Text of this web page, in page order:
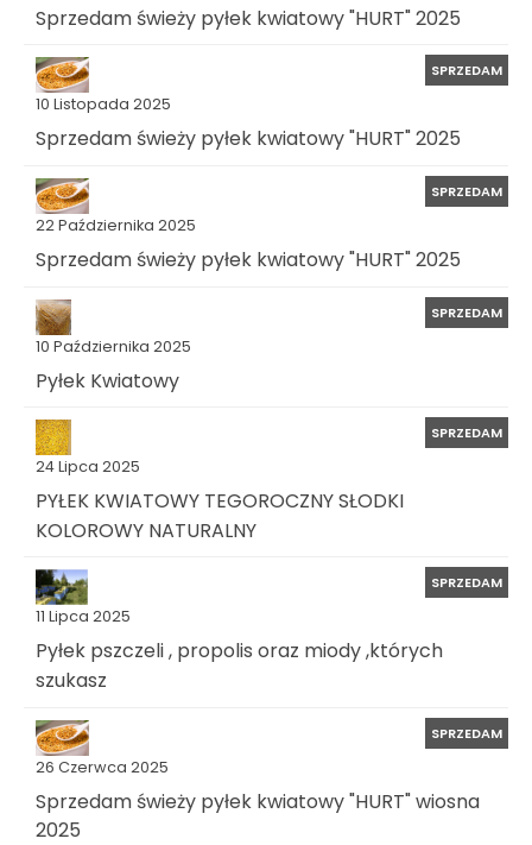
Sprzedam świeży pyłek kwiatowy "HURT" 2025
10 Listopada 2025
SPRZEDAM
Sprzedam świeży pyłek kwiatowy "HURT" 2025
22 Października 2025
SPRZEDAM
Sprzedam świeży pyłek kwiatowy "HURT" 2025
10 Października 2025
SPRZEDAM
Pyłek Kwiatowy
24 Lipca 2025
SPRZEDAM
PYŁEK KWIATOWY TEGOROCZNY SŁODKI
KOLOROWY NATURALNY
11 Lipca 2025
SPRZEDAM
Pyłek pszczeli , propolis oraz miody ,których
szukasz
26 Czerwca 2025
SPRZEDAM
Sprzedam świeży pyłek kwiatowy "HURT" wiosna
2025